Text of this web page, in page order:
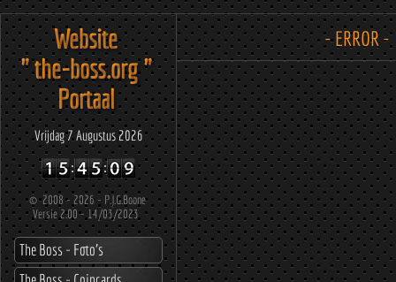
Website
" the-boss.org "
Portaal
Vrijdag 7 Augustus 2026
©2008 - 2026 - P.J.G.Boone
Versie 2.00 - 14/03/2023
The Boss - Foto's
- ERROR -